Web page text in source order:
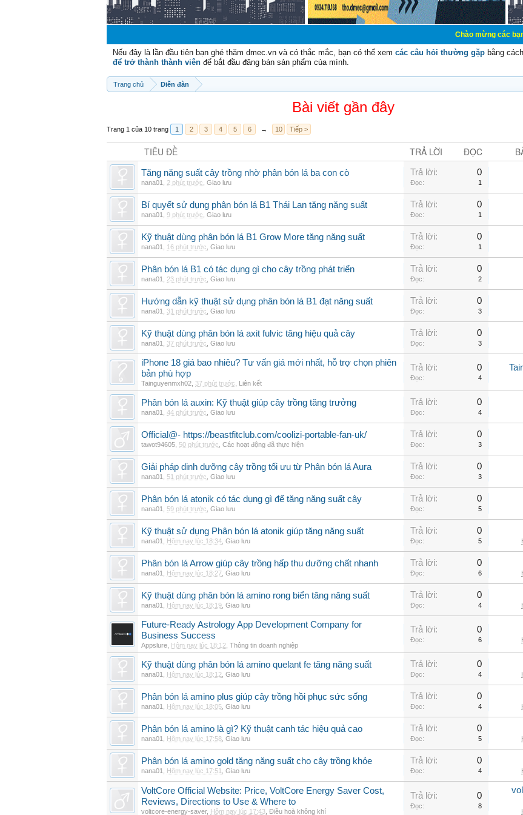
Chào mừng các bạn đến với
Nếu đây là lần đầu tiên bạn ghé thăm dmec.vn và có thắc mắc, bạn có thể xem các câu hỏi thường gặp bằng
để trở thành thành viên để bắt đầu đăng bán sản phẩm của mình.
Trang chủ Diễn đàn
Bài viết gần đây
Trang 1 của 10 trang 1 2 3 4 5 6 → 10 Tiếp >
TIÊU ĐỀ TRẢ LỜI ĐỌC
Tăng năng suất cây trồng nhờ phân bón lá ba con cò
nana01 2 phút trước Giao lưu
Trả lời: 0
Đọc: 1
Bí quyết sử dụng phân bón lá B1 Thái Lan tăng năng suất
nana01 9 phút trước Giao lưu
Trả lời: 0
Đọc: 1
Kỹ thuật dùng phân bón lá B1 Grow More tăng năng suất
nana01 16 phút trước Giao lưu
Trả lời: 0
Đọc: 1
Phân bón lá B1 có tác dụng gì cho cây trồng phát triển
nana01 23 phút trước Giao lưu
Trả lời: 0
Đọc: 2
Hướng dẫn kỹ thuật sử dụng phân bón lá B1 đạt năng suất
nana01 31 phút trước Giao lưu
Trả lời: 0
Đọc: 3
Kỹ thuật dùng phân bón lá axit fulvic tăng hiệu quả cây
nana01 37 phút trước Giao lưu
Trả lời: 0
Đọc: 3
iPhone 18 giá bao nhiêu? Tư vấn giá mới nhất, hỗ trợ chọn phiên
bản phù hợp
Tainguyenmxh02 37 phút trước Liên kết
Trả lời: 0
Đọc: 4
Phân bón lá auxin: Kỹ thuật giúp cây trồng tăng trưởng
nana01 44 phút trước Giao lưu
Trả lời: 0
Đọc: 4
Official@- https://beastfitclub.com/coolizi-portable-fan-uk/
tawot94605 50 phút trước Các hoạt động đã thực hiện
Trả lời: 0
Đọc: 3
Giải pháp dinh dưỡng cây trồng tối ưu từ Phân bón lá Aura
nana01 51 phút trước Giao lưu
Trả lời: 0
Đọc: 3
Phân bón lá atonik có tác dụng gì để tăng năng suất cây
nana01 59 phút trước Giao lưu
Trả lời: 0
Đọc: 5
Kỹ thuật sử dụng Phân bón lá atonik giúp tăng năng suất
nana01 Hôm nay lúc 18:34 Giao lưu
Trả lời: 0
Đọc: 5
Phân bón lá Arrow giúp cây trồng hấp thu dưỡng chất nhanh
nana01 Hôm nay lúc 18:27 Giao lưu
Trả lời: 0
Đọc: 6
Kỹ thuật dùng phân bón lá amino rong biển tăng năng suất
nana01 Hôm nay lúc 18:19 Giao lưu
Trả lời: 0
Đọc: 4
Future-Ready Astrology App Development Company for
Business Success
Appslure Hôm nay lúc 18:12 Thông tin doanh nghiệp
Trả lời: 0
Đọc: 6
Kỹ thuật dùng phân bón lá amino quelant fe tăng năng suất
nana01 Hôm nay lúc 18:12 Giao lưu
Trả lời: 0
Đọc: 4
Phân bón lá amino plus giúp cây trồng hồi phục sức sống
nana01 Hôm nay lúc 18:05 Giao lưu
Trả lời: 0
Đọc: 4
Phân bón lá amino là gì? Kỹ thuật canh tác hiệu quả cao
nana01 Hôm nay lúc 17:58 Giao lưu
Trả lời: 0
Đọc: 5
Phân bón lá amino gold tăng năng suất cho cây trồng khỏe
nana01 Hôm nay lúc 17:51 Giao lưu
Trả lời: 0
Đọc: 4
VoltCore Official Website: Price, VoltCore Energy Saver Cost,
Reviews, Directions to Use & Where to
voltcore-energy-saver, Hôm nay lúc 17:43 Điều hoà không khí
Trả lời: 0
Đọc: 8